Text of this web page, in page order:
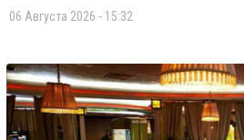
06 Августа 2026 - 15:32